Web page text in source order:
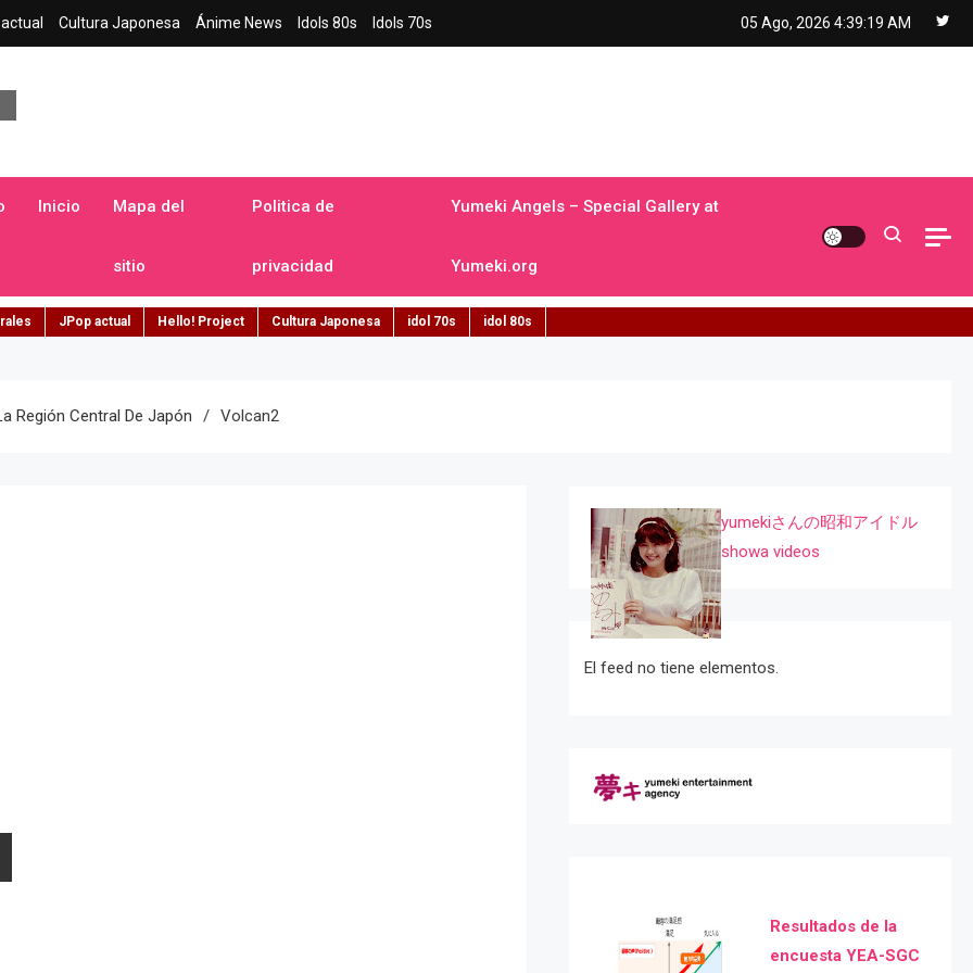
Cultura Japonesa Ánime News Idols 80s Idols 70s 05 Ago, 2026 4:39:19 AM
Inicio Mapa del
sitio
Politica de
privacidad
Yumeki Angels – Special Gallery at
Yumeki.org
JPop actual Hello! Project Cultura Japonesa idol 70s idol 80s
Región Central De Japón Volcan2
yumekiさんの昭和アイドル
showa videos
El feed no tiene elementos.
Resultados de la
encuesta YEA-SGC